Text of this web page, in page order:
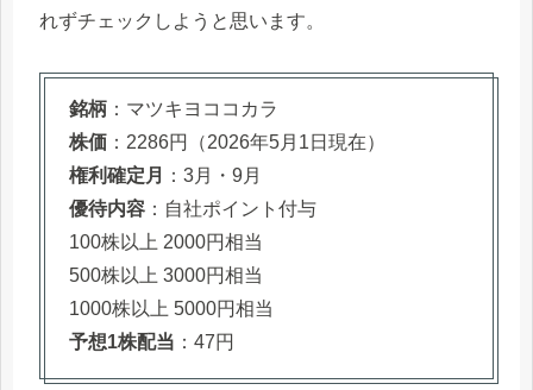
れずチェックしようと思います。
銘柄 ：マツキヨココカラ
株価 ：2286円（2026年5月1日現在）
権利確定月
：3月・9月
優待内容 ：自社ポイント付与
100株以上 2000円相当
500株以上 3000円相当
1000株以上 5000円相当
予想1株配当 ：47円